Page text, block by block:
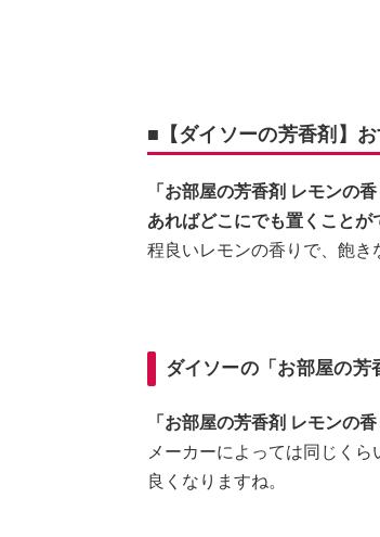
■【ダイソーの芳香剤】
「お部屋の芳香剤 レモンの
あればどこにでも置くことが
程良いレモンの香りで、飽
ダイソーの「お部屋の
「お部屋の芳香剤 レモンの
メーカーによっては同じく
良くなりますね。